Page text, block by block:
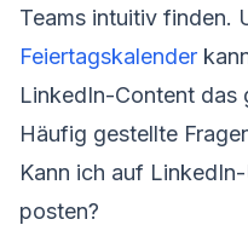
Teams intuitiv finden.
Feiertagskalender
LinkedIn-Content das
Häufig gestellte
Kann ich auf
posten?